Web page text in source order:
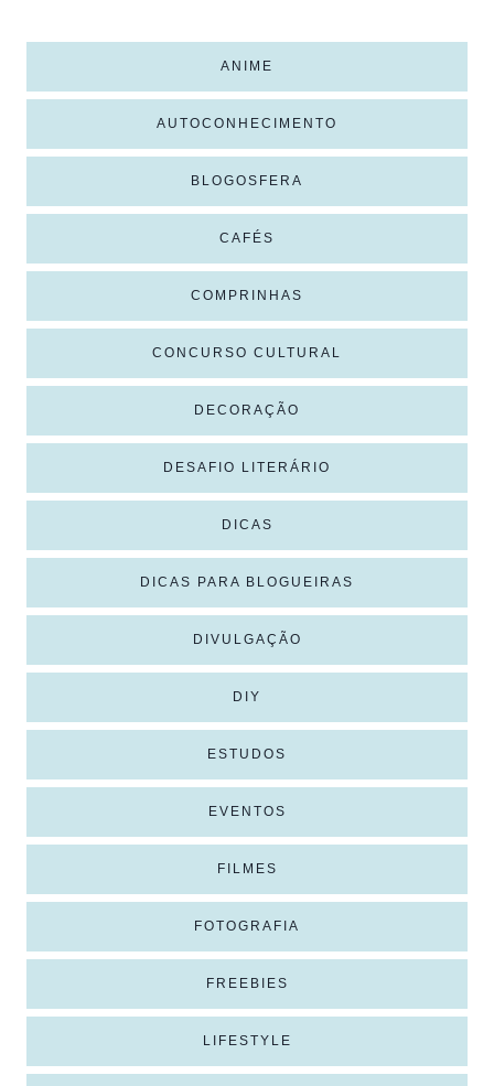
ANIME
AUTOCONHECIMENTO
BLOGOSFERA
CAFÉS
COMPRINHAS
CONCURSO CULTURAL
DECORAÇÃO
DESAFIO LITERÁRIO
DICAS
DICAS PARA BLOGUEIRAS
DIVULGAÇÃO
DIY
ESTUDOS
EVENTOS
FILMES
FOTOGRAFIA
FREEBIES
LIFESTYLE